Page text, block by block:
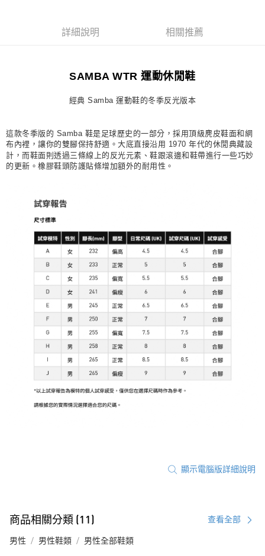
每筆NT$80，滿NT$1,500(含以上)免運費
每筆NT$80，滿NT$1,500(含以上)免運費
詳細說明 相關推薦
SAMBA WTR 運動休閒鞋
經典 Samba 運動鞋的冬季反光版本
這款冬季版的 Samba 鞋是足球歷史的一部分，採用頂級麂皮鞋面和網
布內裡，讓你的雙腳保持舒適。大底直接沿用 1970 年代的休閒典藏設
計，而鞋面則透過三條線上的反光元素、鞋跟滾邊和鞋帶進行一些巧妙
的更新。橡膠鞋頭防護貼條增加額外的耐用性。
顯示電腦版詳細說明
商品相關分類 (11) 查看全部
男性 男性鞋類 男性全部鞋類